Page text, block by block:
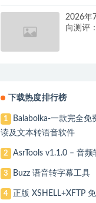
2026年
向测评
下载热度排行榜
1
Balabolka-一款完全免
读及文本转语音软件
2 AsrTools v1.1.0 – 音
3 Buzz 语音转字幕工具
4
正版 XSHELL+XFTP